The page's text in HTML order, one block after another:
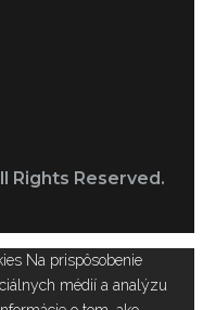
Rights Reserved.
Na prispôsobenie
médií a analýzu